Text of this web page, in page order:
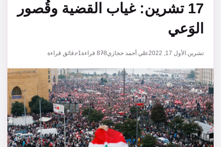
17 تشرين: غياب القضية وقُصور
الوَعي
تشرين الأول 17, 2022 علي أحمد حجازي878 قراءة1 دقائق قراءة